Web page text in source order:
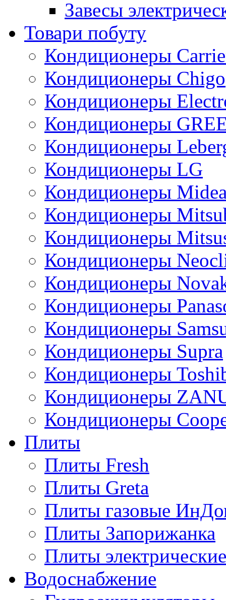
Завесы
Товари побуту
Кондиционеры
Кондиционеры Chigo
Кондиционеры
Кондиционеры
Кондиционеры
Кондиционеры LG
Кондиционеры
Кондиционеры
Кондиционеры
Кондиционеры
Кондиционеры
Кондиционеры
Кондиционеры
Кондиционеры Supra
Кондиционеры
Кондиционеры
Кондиционеры
Плиты
Плиты Fresh
Плиты Greta
Плиты газовые
Плиты Запорижанка
Плиты
Водоснабжение